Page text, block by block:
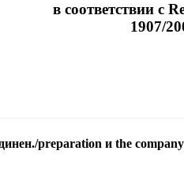
в соответствии с
1907/
preparation и the